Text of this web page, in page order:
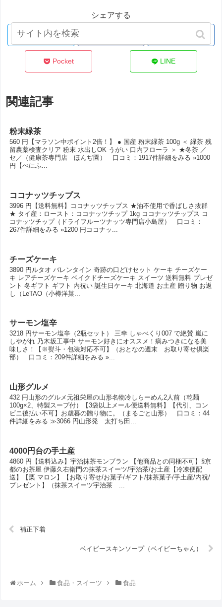
シェアする
Twitter はてブ
Pocket LINE
関連記事
粉末緑茶
560 円【マラソン中ポイント2倍！】 ● 国産 粉末緑茶 100g ＜ 緑茶 残
留農薬検査クリア 粉末 水出しOK うがい 口内フローラ ＞ ★冬茶 ／
セ／（健康茶専門店 ほんぢ園） 口コミ：1917件詳細をみる »1000
円【べにふ...
ココナッツチップス
3996 円【送料無料】ココナッツチップス ★油不使用で香ばしさ抜群
★ タイ産：ロースト：ココナッツチップ 1kg ココナッツチップス コ
コナッツチップ（ドライフルーツナッツ専門店小島屋） 口コミ：
267件詳細をみる »1200 円ココナッ...
チーズケーキ
3890 円ルタオ バレンタイン 奇跡の口どけセット ケーキ チーズケー
キ レアチーズケーキ ベイクドチーズケーキ スイーツ 送料無料 プレゼ
ント 冬ギフト ギフト 内祝い 誕生日ケーキ 北海道 お土産 贈り物 お返
し（LeTAO（小樽洋菓...
サーモン塩辛
3218 円サーモン塩辛（2瓶セット） 三幸 しゃべくり007 で絶賛 嵐に
しやがれ 乃木坂工事中 サーモン好きにオススメ！病みつきになる美
味しさ！【※熨斗・包装対応不可】（おとなの週末 お取り寄せ倶楽
部） 口コミ：209件詳細をみる »...
山形グルメ
432 円山形のグルメ元祖栄屋の山形名物冷しらーめん2人前（乾麺
100g×2、特製スープ付）【3袋以上メール便送料無料】【代引、コン
ビニ後払い不可】お歳暮の贈り物に。（まるごと山形） 口コミ：44
件詳細をみる ≫3066 円山形発 太打ち田...
4000円台の手土産
4860 円【送料込み】宇治抹茶モンブラン 【他商品との同梱不可】§京
都のお茶屋 伊藤久右衛門の抹茶スイーツ/宇治茶/お土産【冷凍便配
送】【栗 マロン】【お取り寄せ/お菓子/ギフト/抹茶菓子/手土産/内祝/
プレゼント】（抹茶スイーツ宇治茶 ...
補正下着
ベイビースキンソープ（ベイビーちゃん）
ホーム 食品・スイーツ 食品